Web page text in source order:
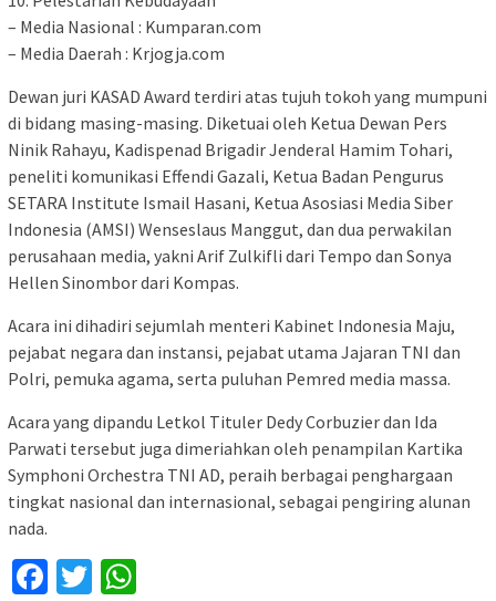
– Media Nasional : Kumparan.com
– Media Daerah : Krjogja.com
Dewan juri KASAD Award terdiri atas tujuh tokoh yang mumpuni
di bidang masing-masing. Diketuai oleh Ketua Dewan Pers
Ninik Rahayu, Kadispenad Brigadir Jenderal Hamim Tohari,
peneliti komunikasi Effendi Gazali, Ketua Badan Pengurus
SETARA Institute Ismail Hasani, Ketua Asosiasi Media Siber
Indonesia (AMSI) Wenseslaus Manggut, dan dua perwakilan
perusahaan media, yakni Arif Zulkifli dari Tempo dan Sonya
Hellen Sinombor dari Kompas.
Acara ini dihadiri sejumlah menteri Kabinet Indonesia Maju,
pejabat negara dan instansi, pejabat utama Jajaran TNI dan
Polri, pemuka agama, serta puluhan Pemred media massa.
Acara yang dipandu Letkol Tituler Dedy Corbuzier dan Ida
Parwati tersebut juga dimeriahkan oleh penampilan Kartika
Symphoni Orchestra TNI AD, peraih berbagai penghargaan
tingkat nasional dan internasional, sebagai pengiring alunan
nada.
Facebook
Twitter